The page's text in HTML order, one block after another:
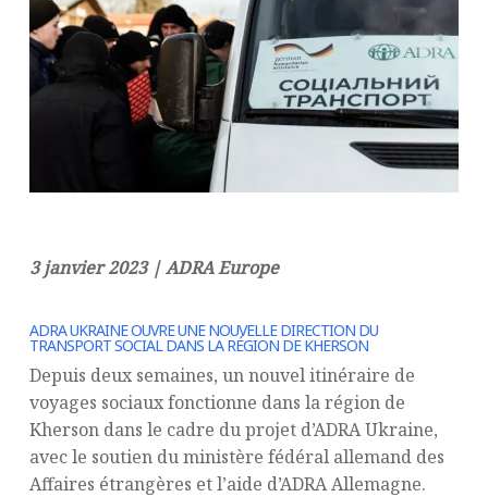
3 janvier 2023 | ADRA Europe
ADRA UKRAINE OUVRE UNE NOUVELLE DIRECTION DU
TRANSPORT SOCIAL DANS LA RÉGION DE KHERSON
Depuis deux semaines, un nouvel itinéraire de
voyages sociaux fonctionne dans la région de
Kherson dans le cadre du projet d’ADRA Ukraine,
avec le soutien du ministère fédéral allemand des
Affaires étrangères et l’aide d’ADRA Allemagne.